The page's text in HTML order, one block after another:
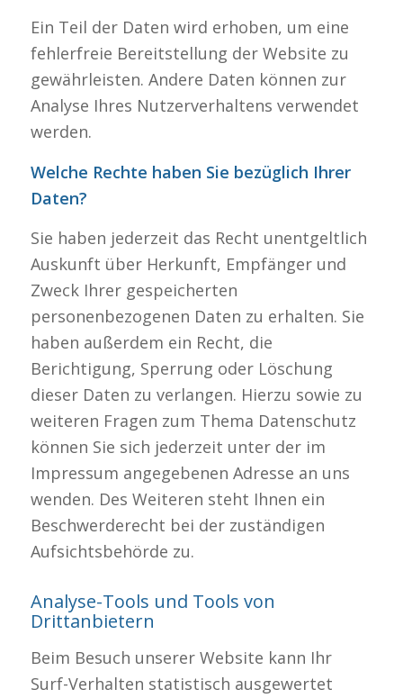
Ein Teil der Daten wird erhoben, um eine
fehlerfreie Bereitstellung der Website zu
gewährleisten. Andere Daten können zur
Analyse Ihres Nutzerverhaltens verwendet
werden.
Welche Rechte haben Sie bezüglich Ihrer
Daten?
Sie haben jederzeit das Recht unentgeltlich
Auskunft über Herkunft, Empfänger und
Zweck Ihrer gespeicherten
personenbezogenen Daten zu erhalten. Sie
haben außerdem ein Recht, die
Berichtigung, Sperrung oder Löschung
dieser Daten zu verlangen. Hierzu sowie zu
weiteren Fragen zum Thema Datenschutz
können Sie sich jederzeit unter der im
Impressum angegebenen Adresse an uns
wenden. Des Weiteren steht Ihnen ein
Beschwerderecht bei der zuständigen
Aufsichtsbehörde zu.
Analyse-Tools und Tools von
Drittanbietern
Beim Besuch unserer Website kann Ihr
Surf-Verhalten statistisch ausgewertet